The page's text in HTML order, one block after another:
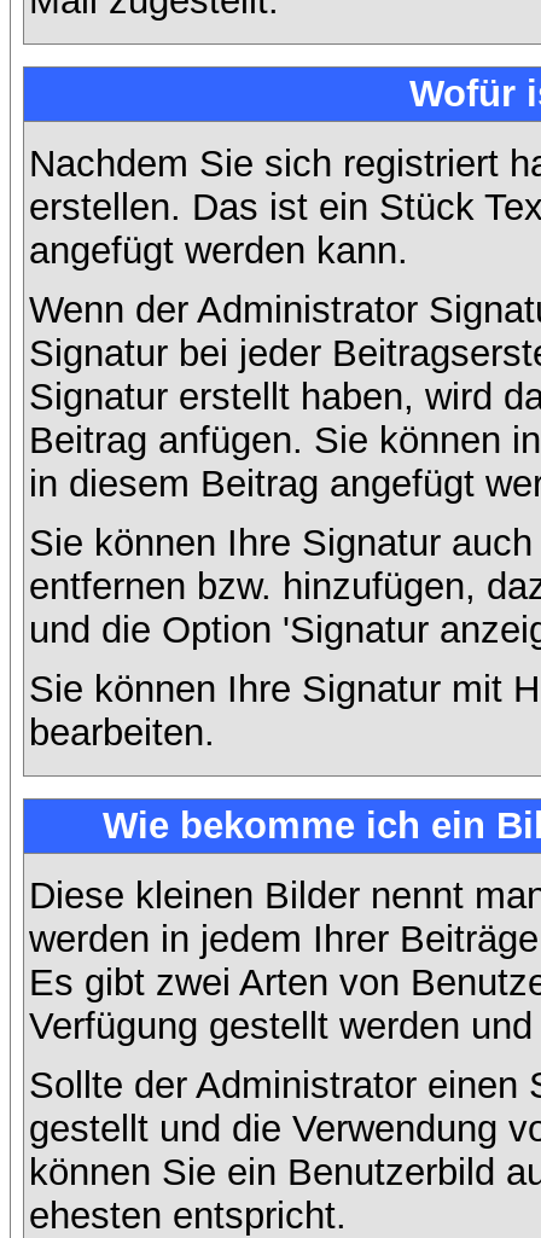
Wofür
Nachdem Sie sich registriert
erstellen. Das ist ein Stück
angefügt werden kann.
Wenn der Administrator
Signatur bei jeder
Signatur erstellt haben, wird
Beitrag anfügen. Sie können
in diesem Beitrag angefügt
Sie können Ihre Signatur
entfernen bzw. hinzufügen,
und die Option 'Signatur
Sie können Ihre Signatur mit
bearbeiten.
Wie bekomme ich ein
Diese kleinen Bilder nennt
werden in jedem Ihrer
Es gibt zwei Arten von
Verfügung gestellt werden
Sollte der Administrator einen
gestellt und die Verwendung
können Sie ein Benutzerbild
ehesten entspricht.